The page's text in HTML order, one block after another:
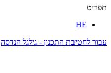
תפריט
HE
עבור לחטיבת התכנון - גילגל הנדסה